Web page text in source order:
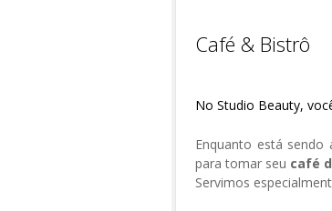
Café & Bistrô
No Studio Beauty,
Enquanto está
para tomar seu café
Servimos